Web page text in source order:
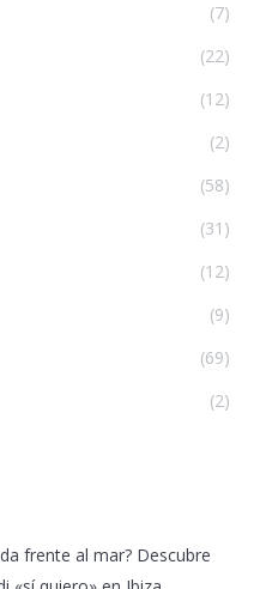
(7)
(22)
(12)
(2)
(58)
(31)
(12)
(9)
(69)
(2)
frente al mar? Descubre